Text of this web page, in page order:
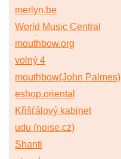
merlyn.be
World Music Central
mouthbow.org
volný 4
mouthbow(John Palmes)
eshop.oriental
Křišťálový kabinet
udu (noise.cz)
Shanti